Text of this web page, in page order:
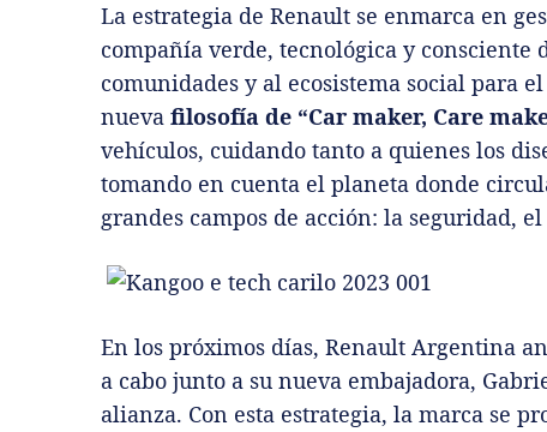
La estrategia de Renault se enmarca en
compañía verde, tecnológica y consciente
comunidades y al ecosistema social para
nueva filosofía de “Car maker, Care
vehículos, cuidando tanto a quienes los
tomando en cuenta el planeta donde
grandes campos de acción: la seguridad,
En los próximos días, Renault Argentina
a cabo junto a su nueva embajadora,
alianza. Con esta estrategia, la marca se